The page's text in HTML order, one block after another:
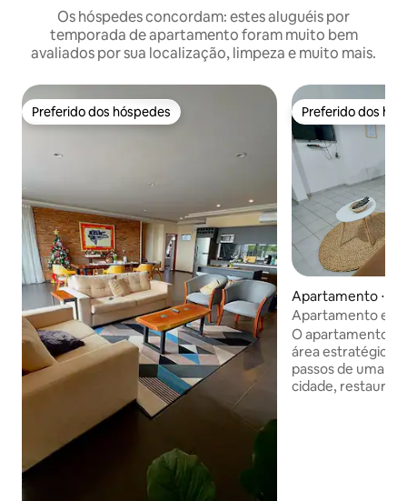
Os hóspedes concordam: estes aluguéis por
temporada de apartamento foram muito bem
avaliados por sua localização, limpeza e muito mais.
Preferido dos hóspedes
Preferido dos hóspedes Preferido dos
Preferido dos
Apartamento ⋅
Apartamento
central
O apartamento
área estratégica
passos de uma
cidade,